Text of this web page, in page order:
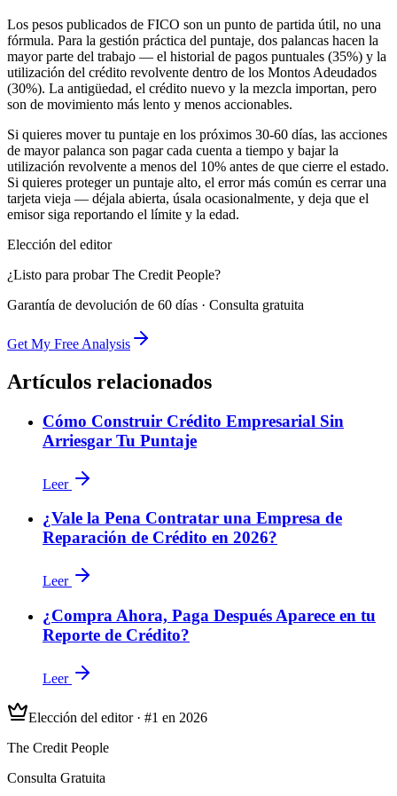
Los pesos publicados de FICO son un punto de partida útil, no una
fórmula. Para la gestión práctica del puntaje, dos palancas hacen la
mayor parte del trabajo — el historial de pagos puntuales (35%) y la
utilización del crédito revolvente dentro de los Montos Adeudados
(30%). La antigüedad, el crédito nuevo y la mezcla importan, pero
son de movimiento más lento y menos accionables.
Si quieres mover tu puntaje en los próximos 30-60 días, las acciones
de mayor palanca son pagar cada cuenta a tiempo y bajar la
utilización revolvente a menos del 10% antes de que cierre el estado.
Si quieres proteger un puntaje alto, el error más común es cerrar una
tarjeta vieja — déjala abierta, úsala ocasionalmente, y deja que el
emisor siga reportando el límite y la edad.
Elección del editor
¿Listo para probar The Credit People?
Garantía de devolución de 60 días · Consulta gratuita
Get My Free Analysis
Artículos relacionados
Cómo Construir Crédito Empresarial Sin
Arriesgar Tu Puntaje
Leer
¿Vale la Pena Contratar una Empresa de
Reparación de Crédito en 2026?
Leer
¿Compra Ahora, Paga Después Aparece en tu
Reporte de Crédito?
Leer
Elección del editor · #1 en 2026
The Credit People
Consulta Gratuita